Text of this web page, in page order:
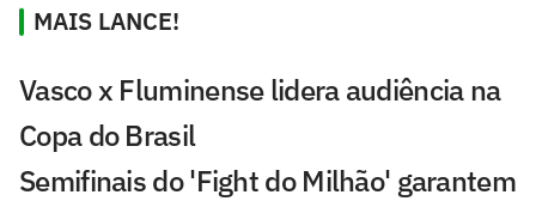
MAIS LANCE!
Vasco x Fluminense lidera audiência na
Copa do Brasil
Semifinais do 'Fight do Milhão' garantem